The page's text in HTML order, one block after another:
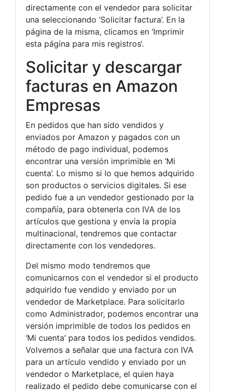
directamente con el vendedor para solicitar
una seleccionando ‘Solicitar factura’. En la
página de la misma, clicamos en ‘Imprimir
esta página para mis registros‘.
Solicitar y descargar
facturas en Amazon
Empresas
En pedidos que han sido vendidos y
enviados por Amazon y pagados con un
método de pago individual, podemos
encontrar una versión imprimible en ‘Mi
cuenta’. Lo mismo si lo que hemos adquirido
son productos o servicios digitales. Si ese
pedido fue a un vendedor gestionado por la
compañía, para obtenerla con IVA de los
artículos que gestiona y envía la propia
multinacional, tendremos que contactar
directamente con los vendedores.
Del mismo modo tendremos que
comunicarnos con el vendedor si el producto
adquirido fue vendido y enviado por un
vendedor de Marketplace. Para solicitarlo
como Administrador, podemos encontrar una
versión imprimible de todos los pedidos en
‘Mi cuenta’ para todos los pedidos vendidos.
Volvemos a señalar que una factura con IVA
para un artículo vendido y enviado por un
vendedor o Marketplace, el quien haya
realizado el pedido debe comunicarse con el